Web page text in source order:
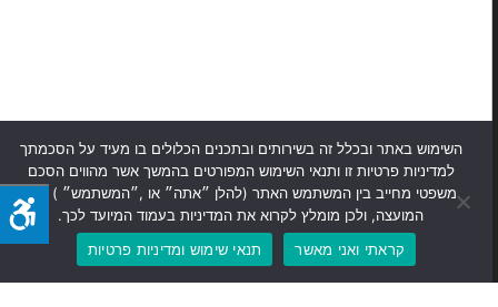
השימוש באתר ובכלל זה בשירותים ובתכנים הכלולים בו מעיד על הסכמתך
למדיניות פרטיות זו ותנאי השימוש המפורטים בהמשך אשר מהווים הסכם
משפטי מחייב בין המשתמש האתר (להלן ״אתה״ או ,״המשתמש״ ) לבין
המועצה, ולכן מומלץ לקרוא את המדיניות בעמוד המיועד לכך.
קראתי ואני מאשר
תנאי שימוש ומדיניות פרטיות